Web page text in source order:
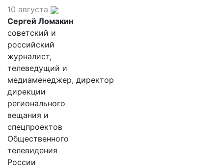
10 августа
Сергей Ломакин
советский и
российский
журналист,
телеведущий и
медиаменеджер, директор
дирекции
регионального
вещания и
спецпроектов
Общественного
телевидения
России